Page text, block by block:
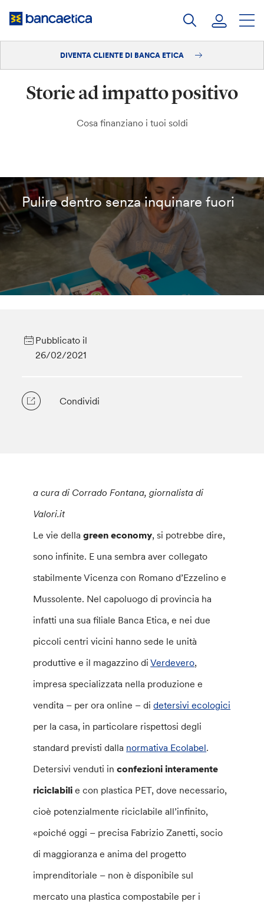
Diventa cliente
DIVENTA CLIENTE DI BANCA ETICA
Storie ad impatto positivo
Cosa finanziano i tuoi soldi
Pulire dentro senza inquinare fuori
Pubblicato il
26/02/2021
Condividi
a cura di Corrado Fontana, giornalista di
Valori.it
Le vie dellagreen economy, si potrebbe dire,
sono infinite. E una sembra aver collegato
stabilmente Vicenza con Romano d’Ezzelino e
Mussolente. Nel capoluogo di provincia ha
infatti una sua filiale Banca Etica, e nei due
piccoli centri vicini hanno sede le unità
produttive e il magazzino diVerdevero,
impresa specializzata nella produzione e
vendita – per ora online – didetersivi ecologici
per la casa, in particolare rispettosi degli
standard previsti dalla normativa Ecolabel.
Detersivi venduti inconfezioni interamente
riciclabilie con plastica PET, dove necessario,
cioè potenzialmente riciclabile all’infinito,
«poiché oggi – precisa Fabrizio Zanetti, socio
di maggioranza e anima del progetto
imprenditoriale – non è disponibile sul
mercato una plastica compostabile per i